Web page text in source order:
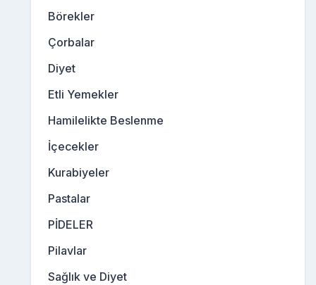
Börekler
Çorbalar
Diyet
Etli Yemekler
Hamilelikte Beslenme
İçecekler
Kurabiyeler
Pastalar
PİDELER
Pilavlar
Sağlık ve Diyet